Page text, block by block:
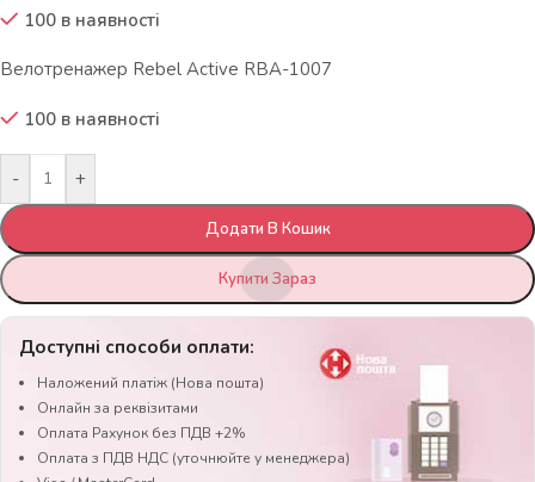
100 в наявності
Велотренажер Rebel Active RBA-1007
100 в наявності
- +
Додати В Кошик
Купити Зараз
Доступні способи оплати:
Наложений платіж (Нова пошта)
Онлайн за реквізитами
Оплата Рахунок без ПДВ +2%
Оплата з ПДВ НДС (уточнюйте у менеджера)